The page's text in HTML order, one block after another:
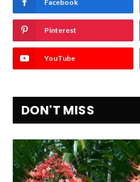
Facebook
Pinterest
YouTube
DON'T MISS